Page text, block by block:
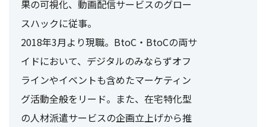
果の可視化、動画配信サービスのグロー
スハックに従事。
2018年3月より現職。BtoC・BtoCの両サ
イドにおいて、デジタルのみならずオフ
ラインやイベントも含めたマーケティン
グ活動全般をリード。また、在宅特化型
の人材派遣サービスの企画立上げから推